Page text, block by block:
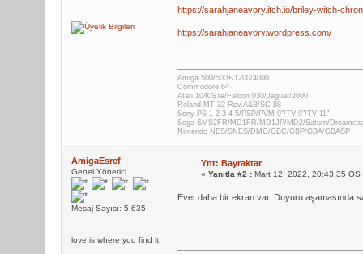
https://sarahjaneavory.itch.io/briley-witch-
https://sarahjaneavory.wordpress.com/
Amiga 500/500+/1200/4000
Commodore 64
Atari 1040STe/Falcon 030/Jaguar/2600
Roland MT-32 Rev.A&B/SC-88
Sony PS 1-2-3-4-5/PSP/PVM 9"/TV 9"/TV 11"
Sega SMS2FR/MD1FR/MD1JP/MD2/Saturn/
Nintendo NES/SNES/DMG/GBC/GBP/GBA/GBASP
AmigaEsref
Genel Yönetici
Mesaj Sayısı: 5.635
love is where you find it.
Ynt: Bayraktar
« Yanıtla #2 :Mart 12, 2022, 20:43:35 ÖS
Evet daha bir ekran var. Duyuru aşamasında